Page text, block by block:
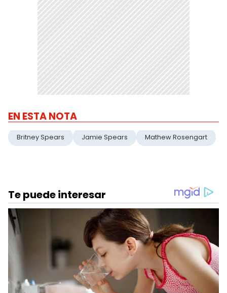
EN ESTA NOTA
Britney Spears Jamie Spears Mathew Rosengart